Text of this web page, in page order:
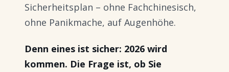
Sicherheitsplan – ohne Fachchinesisch,
ohne Panikmache, auf Augenhöhe.
Denn eines ist sicher: 2026 wird
kommen. Die Frage ist, ob Sie